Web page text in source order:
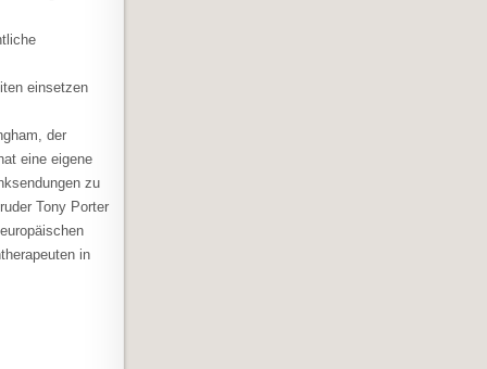
einsetzen
der
eine eigene
zu
Tony Porter
in